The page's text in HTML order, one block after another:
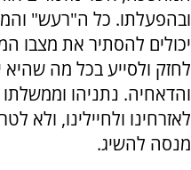
ובהפעלתו. כל ה"רעש"
יכולים להסתיר את מצבו
לחזק ולסייע בכל מה שהיא
והדאחיה. נתניהו
לאזרחינו ולחיילינו,
מנסה להשיג.